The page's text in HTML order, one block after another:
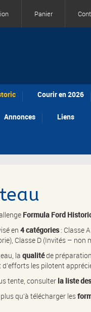
Panier
Courir en 2026
Annonces Liens
Formula Ford
en 4 catégories: Classe
Classe D (Invités – non
la qualitéde
d’efforts les pilotent
tente, consulter la liste
qu’à télécharger les